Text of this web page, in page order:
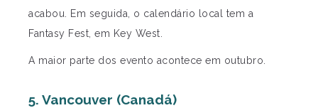
acabou. Em seguida, o calendário local tem a
Fantasy Fest, em Key West.
A maior parte dos evento acontece em outubro.
5. Vancouver (Canadá)